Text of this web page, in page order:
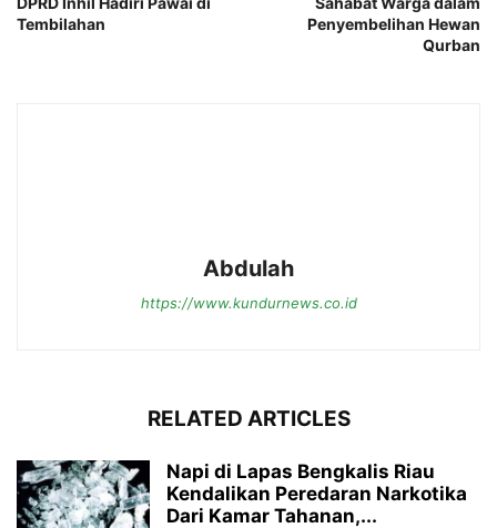
Tembilahan
Penyembelihan Hewan
Qurban
Abdulah
https://www.kundurnews.co.id
RELATED ARTICLES
Napi di Lapas Bengkalis Riau
Kendalikan Peredaran Narkotika
Dari Kamar Tahanan,...